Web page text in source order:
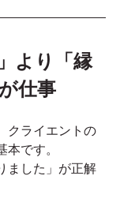
より「縁
仕事
クライエントの
です。
ました」が正解